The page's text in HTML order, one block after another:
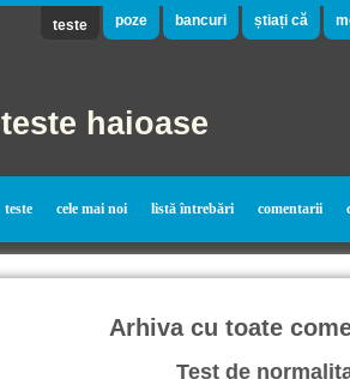
teste poze bancuri știați că
teste haioase
teste cele mai noi listă întrebări comentarii
Arhiva cu toate
Test de